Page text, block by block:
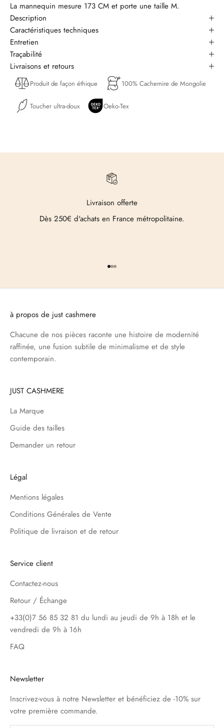
La mannequin mesure 173 CM et porte une taille M.
Description
Caractéristiques techniques
Entretien
Traçabilité
Livraisons et retours
Produit de façon éthique 100% Cachemire de Mongolie
Toucher ultra-doux Oeko-Tex
Livraison offerte
Dès 250€ d'achats en France métropolitaine.
Aller à l'élément 1
Aller à l'élément 2
Aller à l'élément 3
à propos de just cashmere
Chacune de nos pièces raconte une histoire de modernité
raffinée, une fusion subtile de minimalisme et de style
contemporain.
JUST CASHMERE
La Marque
Guide des tailles
Demander un retour
Légal
Mentions légales
Conditions Générales de Vente
Politique de livraison et de retour
Service client
Contactez-nous
Retour / Échange
+33(0)7 56 85 32 81 du lundi au jeudi de 9h à 18h et le
vendredi de 9h à 16h
FAQ
Newsletter
Inscrivez-vous à notre Newsletter et bénéficiez de -10% sur
votre première commande.